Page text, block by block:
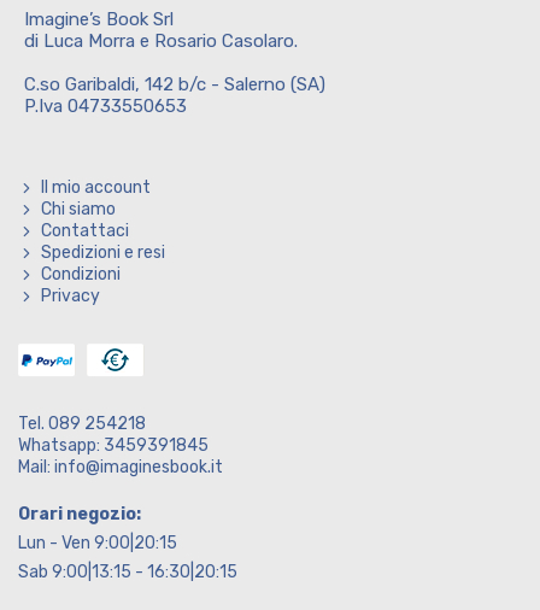
Imagine’s Book Srl
di Luca Morra e Rosario Casolaro.
C.so Garibaldi, 142 b/c - Salerno (SA)
P.Iva 04733550653
Il mio account
Chi siamo
Contattaci
Spedizioni e resi
Condizioni
Privacy
Tel. 089 254218
Whatsapp: 3459391845
Mail: info@imaginesbook.it
Orari negozio:
Lun - Ven 9:00|20:15
Sab 9:00|13:15 - 16:30|20:15